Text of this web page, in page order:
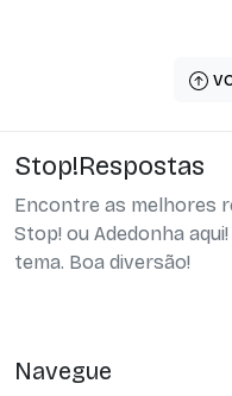
Stop!Respostas
Encontre as melhores
Stop! ou Adedonha
tema. Boa diversão!
Navegue